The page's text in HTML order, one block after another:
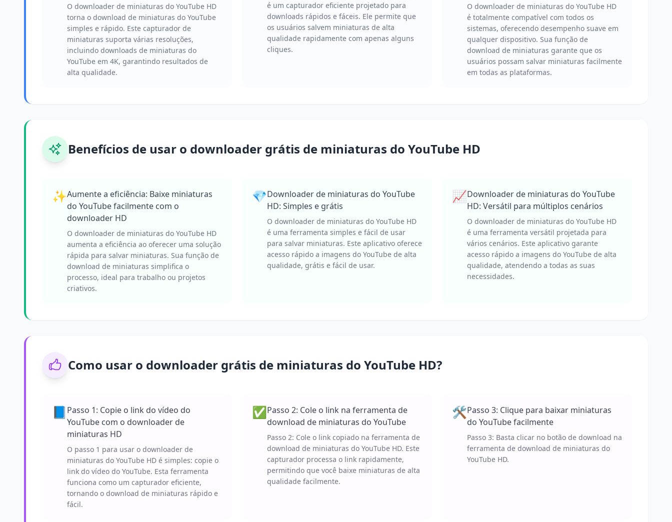
O downloader de miniaturas do YouTube HD
torna o download de miniaturas do YouTube
simples e rápido. Este capturador de
miniaturas suporta várias resoluções,
incluindo downloads de miniaturas do
YouTube em 4K, garantindo resultados de
alta qualidade.
é um capturador eficiente projetado para
downloads rápidos e fáceis. Ele permite que
os usuários salvem miniaturas de alta
qualidade rapidamente com apenas alguns
cliques.
O downloader de miniaturas do YouTube HD
é totalmente compatível com todos os
sistemas, oferecendo desempenho suave em
qualquer dispositivo. Sua função de
download de miniaturas garante que os
usuários possam salvar miniaturas facilmente
em todas as plataformas.
Benefícios de usar o downloader grátis de miniaturas do YouTube HD
✨Aumente a eficiência: Baixe miniaturas
do YouTube facilmente com o
downloader HD
O downloader de miniaturas do YouTube HD
aumenta a eficiência ao oferecer uma solução
rápida para salvar miniaturas. Sua função de
download de miniaturas simplifica o
processo, ideal para trabalho ou projetos
criativos.
💎Downloader de miniaturas do YouTube
HD: Simples e grátis
O downloader de miniaturas do YouTube HD
é uma ferramenta simples e fácil de usar
para salvar miniaturas. Este aplicativo oferece
acesso rápido a imagens do YouTube de alta
qualidade, grátis e fácil de usar.
📈Downloader de miniaturas do YouTube
HD: Versátil para múltiplos cenários
O downloader de miniaturas do YouTube HD
é uma ferramenta versátil projetada para
vários cenários. Este aplicativo garante
acesso rápido a imagens do YouTube de alta
qualidade, atendendo a todas as suas
necessidades.
Como usar o downloader grátis de miniaturas do YouTube HD?
📘 Passo 1: Copie o link do vídeo do
YouTube com o downloader de
miniaturas HD
O passo 1 para usar o downloader de
miniaturas do YouTube HD é simples: copie o
link do vídeo do YouTube. Esta ferramenta
funciona como um capturador eficiente,
tornando o download de miniaturas rápido e
fácil.
✅Passo 2: Cole o link na ferramenta de
download de miniaturas do YouTube
Passo 2: Cole o link copiado na ferramenta de
download de miniaturas do YouTube HD. Este
capturador processa o link rapidamente,
permitindo que você baixe miniaturas de alta
qualidade facilmente.
🛠️Passo 3: Clique para baixar miniaturas
do YouTube facilmente
Passo 3: Basta clicar no botão de download na
ferramenta de download de miniaturas do
YouTube HD.